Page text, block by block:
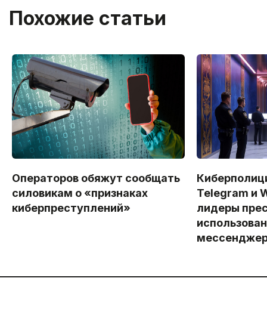
Похожие статьи
Операторов обяжут сообщать
силовикам о «признаках
киберпреступлений»
Telegram и
лидеры